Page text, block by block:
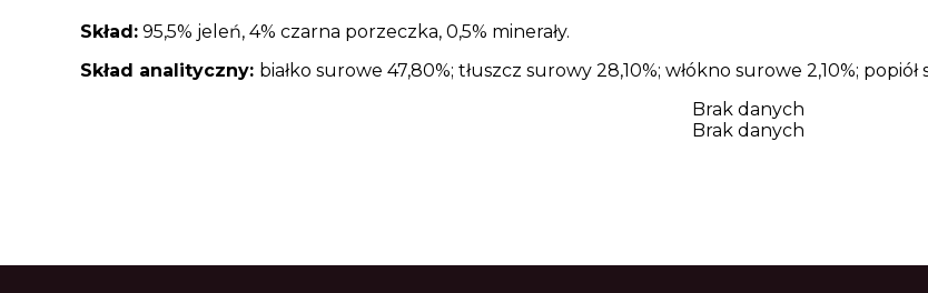
Skład: 95,5% jeleń, 4% czarna porzeczka, 0,5% minerały.
Skład analityczny: białko surowe 47,80%; tłuszcz surowy 28,10%; włókno surowe 2,10%; popiół
Brak danych
Brak danych